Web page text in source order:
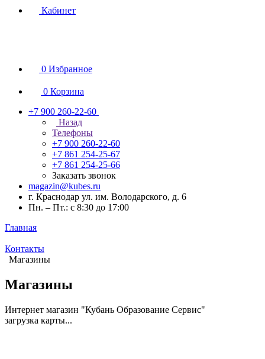
Кабинет
0 Избранное
0 Корзина
+7 900 260-22-60
Назад
Телефоны
+7 900 260-22-60
+7 861 254-25-67
+7 861 254-25-66
Заказать звонок
magazin@kubes.ru
г. Краснодар ул. им. Володарского, д. 6
Пн. – Пт.: с 8:30 до 17:00
Главная
Контакты
Магазины
Магазины
Интернет магазин "Кубань Образование Сервис"
загрузка карты...